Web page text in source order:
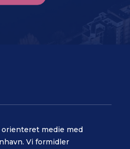
medie med
Vi formidler